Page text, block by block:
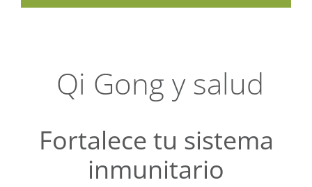
Qi Gong y salud
Fortalece tu sistema
inmunitario